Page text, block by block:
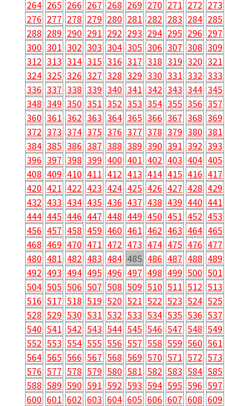
264 265 266 267 268 269 270 271 272 273
276 277 278 279 280 281 282 283 284 285
288 289 290 291 292 293 294 295 296 297
300 301 302 303 304 305 306 307 308 309
312 313 314 315 316 317 318 319 320 321
324 325 326 327 328 329 330 331 332 333
336 337 338 339 340 341 342 343 344 345
348 349 350 351 352 353 354 355 356 357
360 361 362 363 364 365 366 367 368 369
372 373 374 375 376 377 378 379 380 381
384 385 386 387 388 389 390 391 392 393
396 397 398 399 400 401 402 403 404 405
408 409 410 411 412 413 414 415 416 417
420 421 422 423 424 425 426 427 428 429
432 433 434 435 436 437 438 439 440 441
444 445 446 447 448 449 450 451 452 453
456 457 458 459 460 461 462 463 464 465
468 469 470 471 472 473 474 475 476 477
480 481 482 483 484 485 486 487 488 489
492 493 494 495 496 497 498 499 500 501
504 505 506 507 508 509 510 511 512 513
516 517 518 519 520 521 522 523 524 525
528 529 530 531 532 533 534 535 536 537
540 541 542 543 544 545 546 547 548 549
552 553 554 555 556 557 558 559 560 561
564 565 566 567 568 569 570 571 572 573
576 577 578 579 580 581 582 583 584 585
588 589 590 591 592 593 594 595 596 597
600 601 602 603 604 605 606 607 608 609